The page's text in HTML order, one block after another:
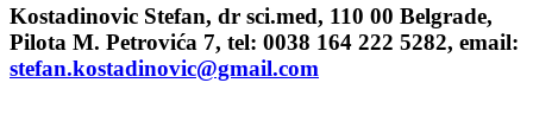
Kostadinovic Stefan, dr sci.med, 110 00 Belgrade,
Pilota M. Petrovića 7, tel: 0038 164 222 5282, email:
stefan.kostadinovic@gmail.com